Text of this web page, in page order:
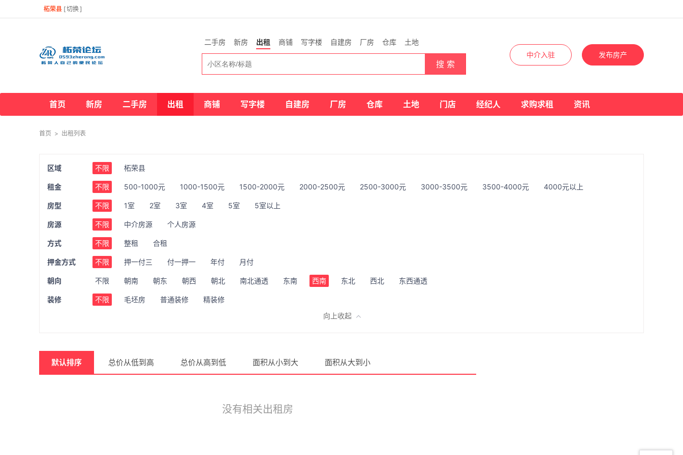
柘荣县 [切换]
二手房 新房 出租 商铺 写字楼 自建房 厂房 仓库 土地
搜 索
发布房产
中介入驻
首页 新房 二手房 出租 商铺 写字楼 自建房 厂房 仓库 土地 门店 经纪人 求购求租 资讯
首页 > 出租列表
区域 不限 柘荣县
租金 不限 500-1000元 1000-1500元 1500-2000元 2000-2500元 2500-3000元 3000-3500元 3500-4000元 4000元以上
房型 不限 1室 2室 3室 4室 5室 5室以上
房源 不限 中介房源 个人房源
方式 不限 整租 合租
押金方式 不限 押一付三 付一押一 年付 月付
朝向 不限 朝南 朝东 朝西 朝北 南北通透 东南 西南 东北 西北 东西通透
装修 不限 毛坯房 普通装修
精装修
向上收起
默认排序 总价从低到高 总价从高到低 面积从小到大 面积从大到小
没有相关出租房